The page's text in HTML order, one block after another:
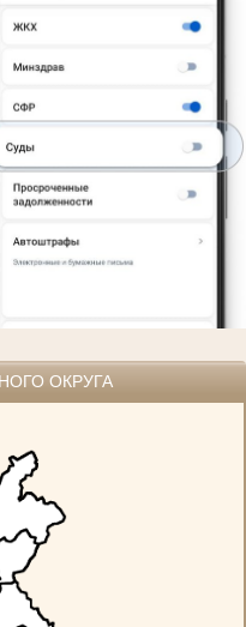
ОКРУГА